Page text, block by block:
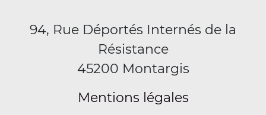
94, Rue Déportés Internés de la
Résistance
45200 Montargis
Mentions légales